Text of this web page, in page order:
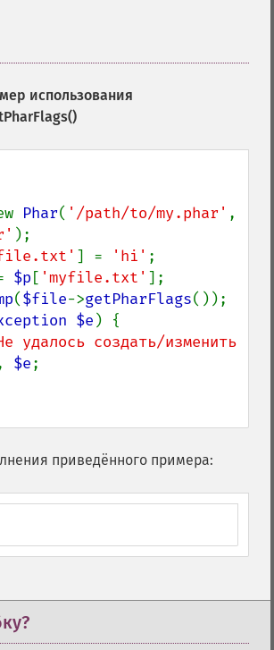
использования
Phar( '/path/to/my.phar'
);
] = 'hi' ;
$p [ 'myfile.txt' ];
($file->getPharFlags());
$e ) {
удалось создать/изменить
$e;
приведённого примера: